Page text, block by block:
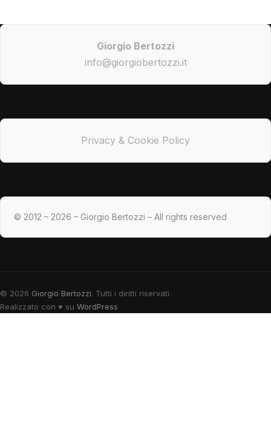
Giorgio Bertozzi
info@giorgiobertozzi.it
Privacy & Cookie Policy
© 2012 – 2026 – Giorgio Bertozzi – All rights reserved
© 2026 Giorgio Bertozzi. Tutti i diritti riservati.
Realizzato con ♥ su WordPress